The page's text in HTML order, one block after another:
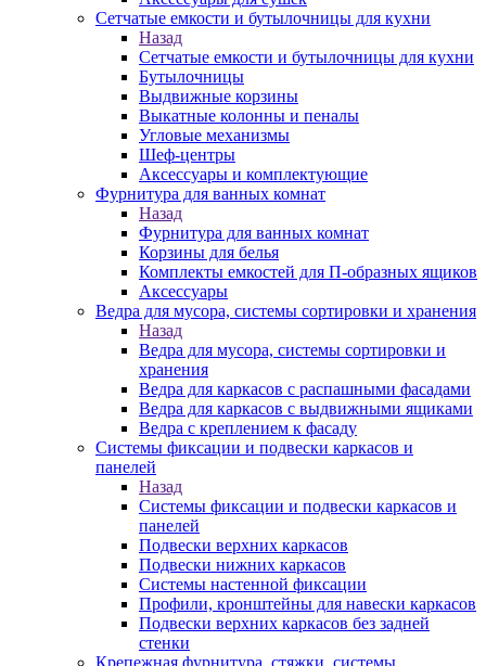
Сетчатые емкости и бутылочницы для кухни
Назад
Сетчатые емкости и бутылочницы для кухни
Бутылочницы
Выдвижные корзины
Выкатные колонны и пеналы
Угловые механизмы
Шеф-центры
Аксессуары и комплектующие
Фурнитура для ванных комнат
Назад
Фурнитура для ванных комнат
Корзины для белья
Комплекты емкостей для П-образных ящиков
Аксессуары
Ведра для мусора, системы сортировки и хранения
Назад
Ведра для мусора, системы сортировки и
хранения
Ведра для каркасов с распашными фасадами
Ведра для каркасов с выдвижными ящиками
Ведра с креплением к фасаду
Системы фиксации и подвески каркасов и
панелей
Назад
Системы фиксации и подвески каркасов и
панелей
Подвески верхних каркасов
Подвески нижних каркасов
Системы настенной фиксации
Профили, кронштейны для навески каркасов
Подвески верхних каркасов без задней
стенки
Крепежная фурнитура, стяжки, системы